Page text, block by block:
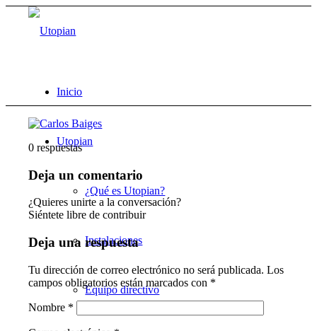
Inicio
Utopian
¿Qué es Utopian?
Instalaciones
Equipo directivo
0 respuestas
Deja un comentario
¿Quieres unirte a la conversación?
Siéntete libre de contribuir
Deja una respuesta
Tu dirección de correo electrónico no será publicada. Los
campos obligatorios están marcados con *
Nombre *